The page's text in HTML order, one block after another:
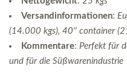
Versandinformationen:
(14.000 kgs), 40'' container
Kommentare: Perfekt für
und für die Süßwarenindustrie